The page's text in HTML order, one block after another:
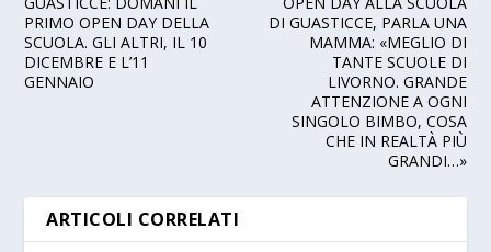
PRIMO OPEN DAY DELLA
SCUOLA. GLI ALTRI, IL 10
DICEMBRE E L’11
GENNAIO
DI GUASTICCE, PARLA UNA
MAMMA: «MEGLIO DI
TANTE SCUOLE DI
LIVORNO. GRANDE
ATTENZIONE A OGNI
SINGOLO BIMBO, COSA
CHE IN REALTÀ PIÙ
GRANDI…»
ARTICOLI CORRELATI